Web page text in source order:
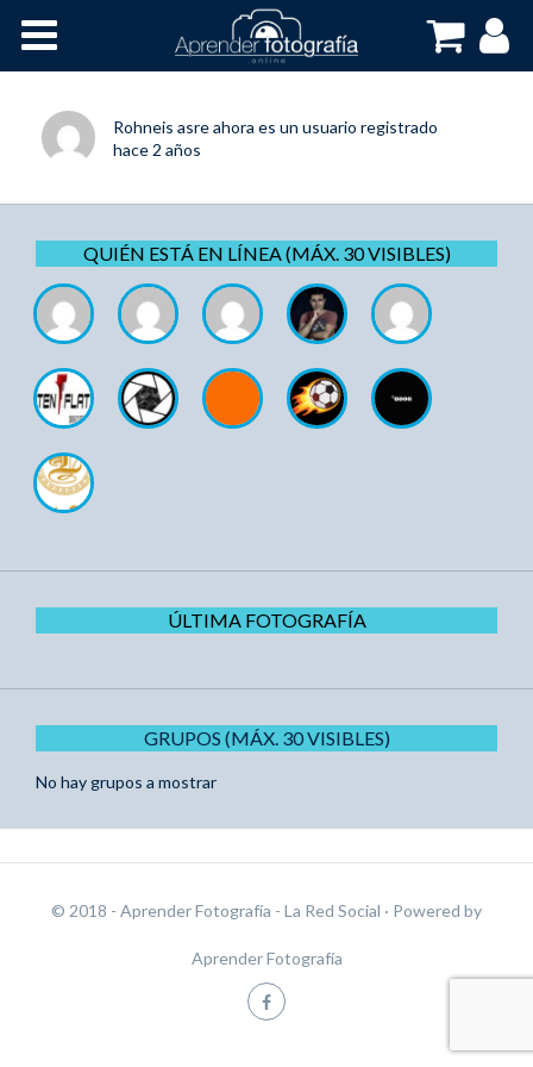
Cursos OnLine
Rohneis asreahora es un usuario registrado
hace 2 años
QUIÉN ESTÁ EN LÍNEA (MÁX. 30 VISIBLES)
ÚLTIMA FOTOGRAFÍA
GRUPOS (MÁX. 30 VISIBLES)
No hay grupos a mostrar
© 2018 - Aprender Fotografía - La Red Social · Powered by
Aprender Fotografía